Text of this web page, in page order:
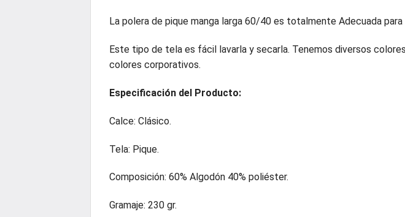
La polera de pique manga larga 60/40 es totalmente Adecuada
Este tipo de tela es fácil lavarla y secarla. Tenemos diversos
colores corporativos.
Especificación del Producto:
Calce: Clásico.
Tela: Pique.
Composición: 60% Algodón 40% poliéster.
Gramaje: 230 gr.